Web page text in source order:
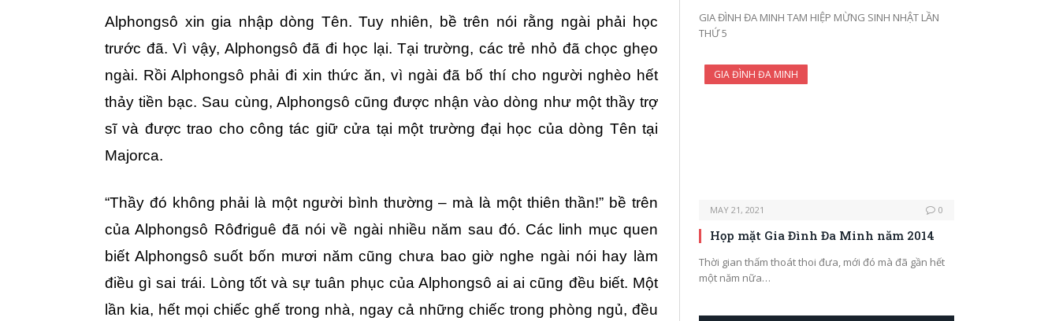
Alphongsô xin gia nhập dòng Tên. Tuy nhiên, bề trên nói rằng ngài phải học
trước đã. Vì vậy, Alphongsô đã đi học lại. Tại trường, các trẻ nhỏ đã chọc ghẹo
ngài. Rồi Alphongsô phải đi xin thức ăn, vì ngài đã bố thí cho người nghèo hết
thảy tiền bạc. Sau cùng, Alphongsô cũng được nhận vào dòng như một thầy trợ
sĩ và được trao cho công tác giữ cửa tại một trường đại học của dòng Tên tại
Majorca.
“Thầy đó không phải là một người bình thường – mà là một thiên thần!” bề trên
của Alphongsô Rôđriguê đã nói về ngài nhiều năm sau đó. Các linh mục quen
biết Alphongsô suốt bốn mươi năm cũng chưa bao giờ nghe ngài nói hay làm
điều gì sai trái. Lòng tốt và sự tuân phục của Alphongsô ai ai cũng đều biết. Một
lần kia, hết mọi chiếc ghế trong nhà, ngay cả những chiếc trong phòng ngủ, đều
GIA ĐÌNH ĐA MINH TAM HIỆP MỪNG SINH NHẬT LẦN
THỨ 5
GIA ĐÌNH ĐA MINH
MAY 21, 2021 0
Họp mặt Gia Đình Đa Minh năm 2014
Thời gian thấm thoát thoi đưa, mới đó mà đã gần hết
một năm nữa…